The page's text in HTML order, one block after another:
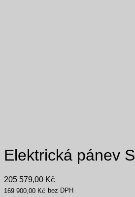
Elektrická pánev
205 579,00 Kč
169 900,00 Kč bez DPH